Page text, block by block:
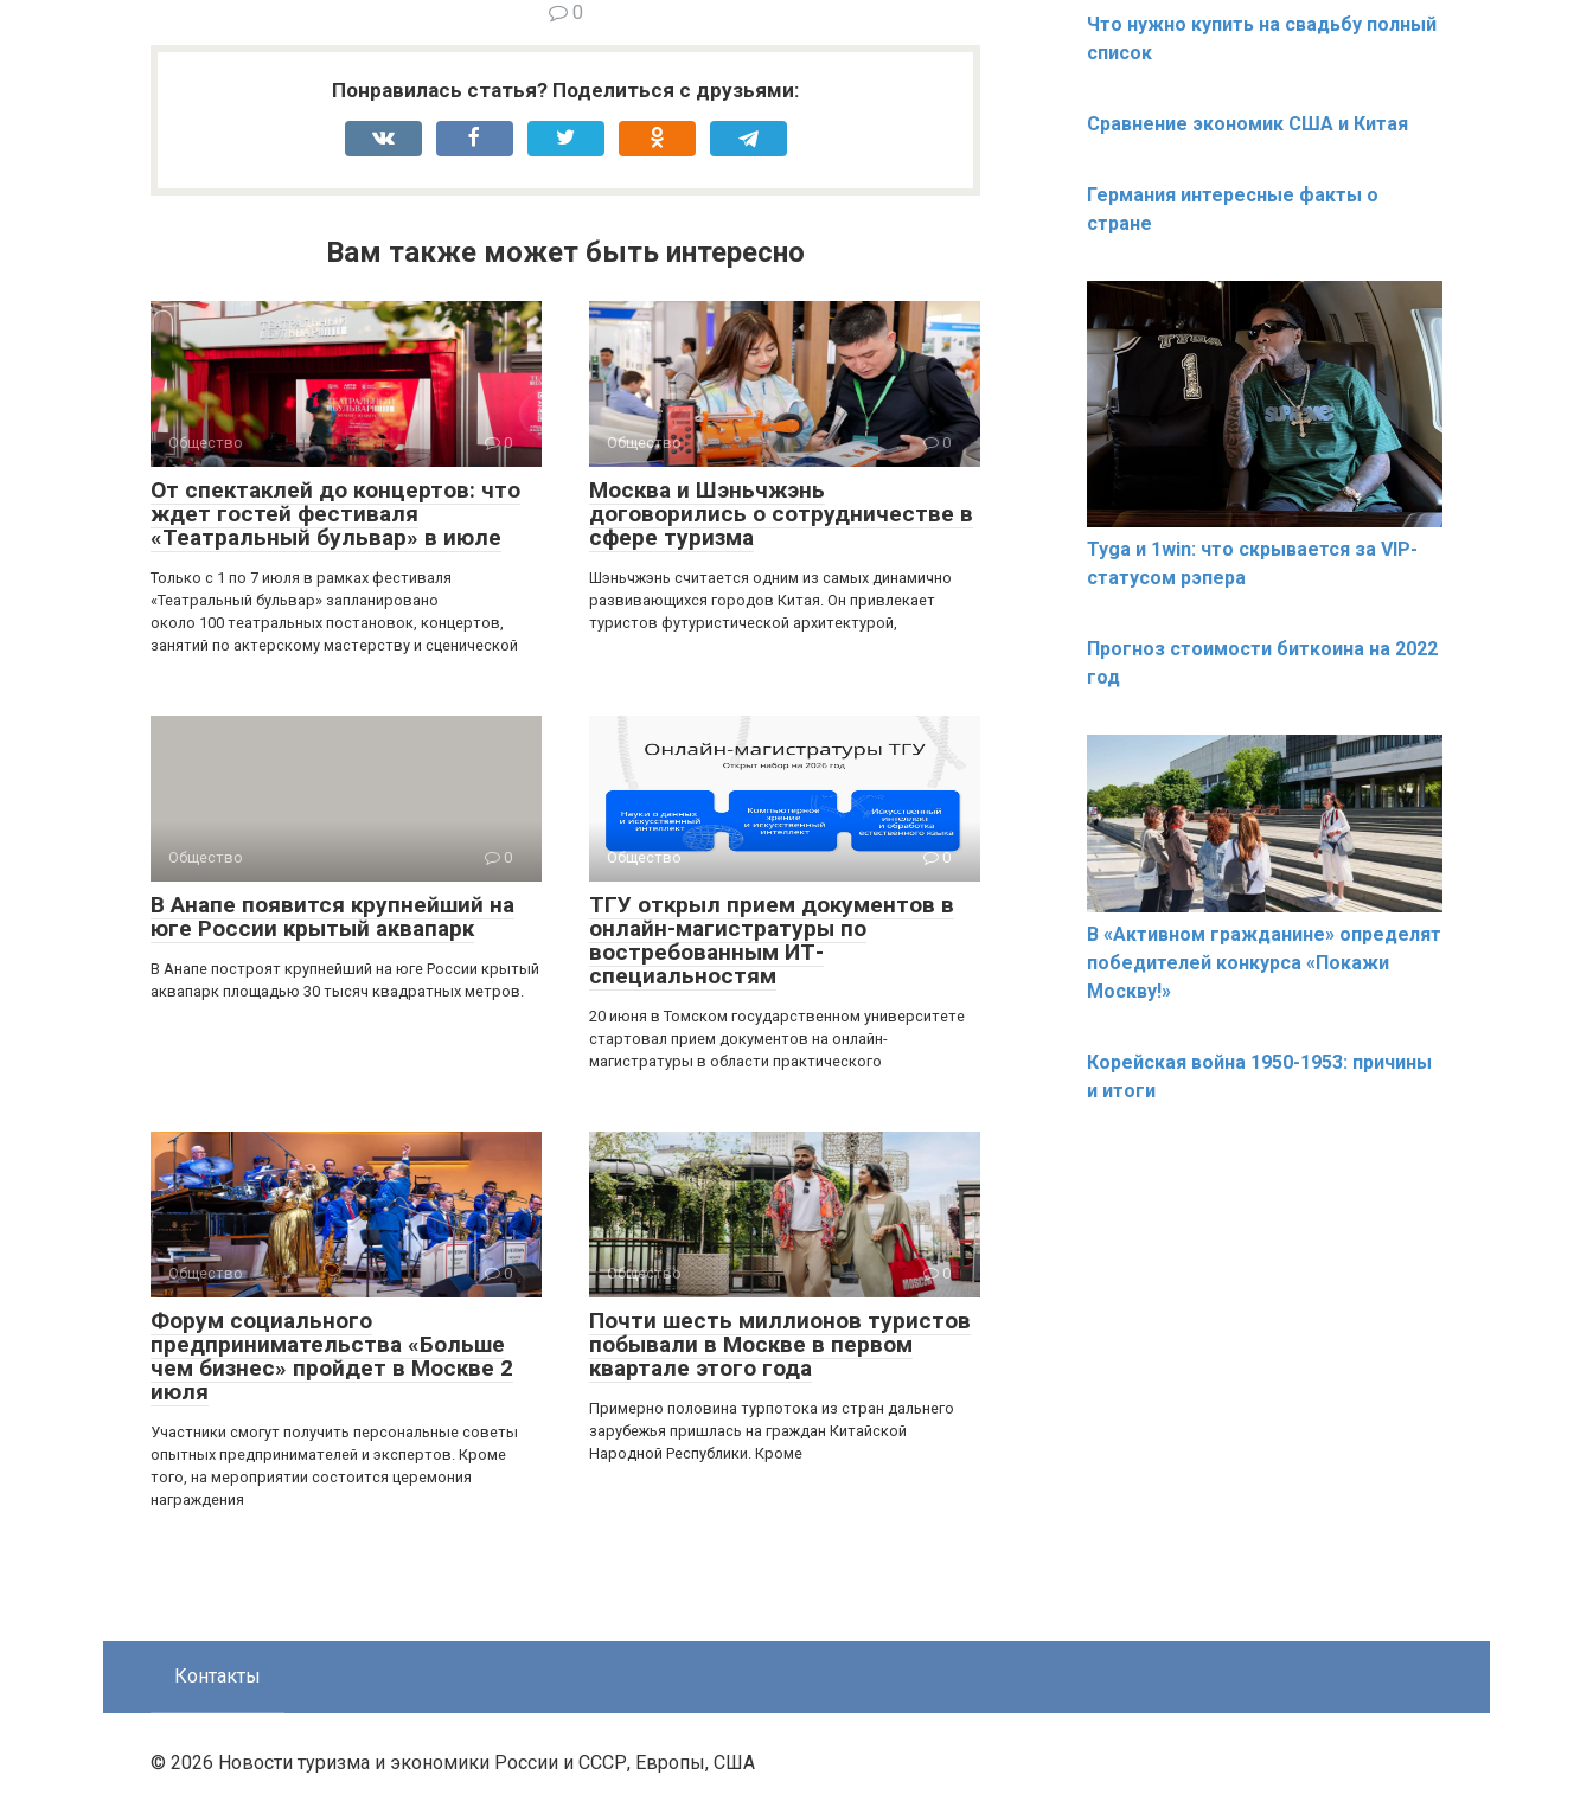
0
Понравилась статья? Поделиться с друзьями:
Вам также может быть интересно
Общество 0
От спектаклей до концертов: что
ждет гостей фестиваля
«Театральный бульвар» в июле
Только с 1 по 7 июля в рамках фестиваля
«Театральный бульвар» запланировано
около 100 театральных постановок, концертов,
занятий по актерскому мастерству и сценической
Общество 0
Москва и Шэньчжэнь
договорились о сотрудничестве в
сфере туризма
Шэньчжэнь считается одним из самых динамично
развивающихся городов Китая. Он привлекает
туристов футуристической архитектурой,
Общество 0
В Анапе появится крупнейший на
юге России крытый аквапарк
В Анапе построят крупнейший на юге России крытый
аквапарк площадью 30 тысяч квадратных метров.
Общество 0
ТГУ открыл прием документов в
онлайн-магистратуры по
востребованным ИТ-
специальностям
20 июня в Томском государственном университете
стартовал прием документов на онлайн-
магистратуры в области практического
Общество 0
Форум социального
предпринимательства «Больше
чем бизнес» пройдет в Москве 2
июля
Участники смогут получить персональные советы
опытных предпринимателей и экспертов. Кроме
того, на мероприятии состоится церемония
награждения
Общество 0
Почти шесть миллионов туристов
побывали в Москве в первом
квартале этого года
Примерно половина турпотока из стран дальнего
зарубежья пришлась на граждан Китайской
Народной Республики. Кроме
Что нужно купить на свадьбу полный
список
Сравнение экономик США и Китая
Германия интересные факты о
стране
Tyga и 1win: что скрывается за VIP-
статусом рэпера
Прогноз стоимости биткоина на 2022
год
В «Активном гражданине» определят
победителей конкурса «Покажи
Москву!»
Корейская война 1950-1953: причины
и итоги
Контакты
© 2026 Новости туризма и экономики России и СССР, Европы, США